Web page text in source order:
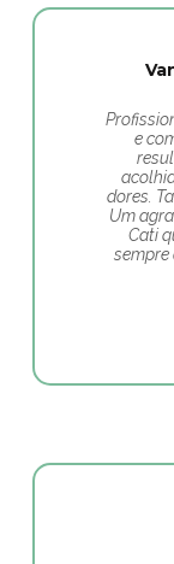
e
dores.
Um
Cati
sempre